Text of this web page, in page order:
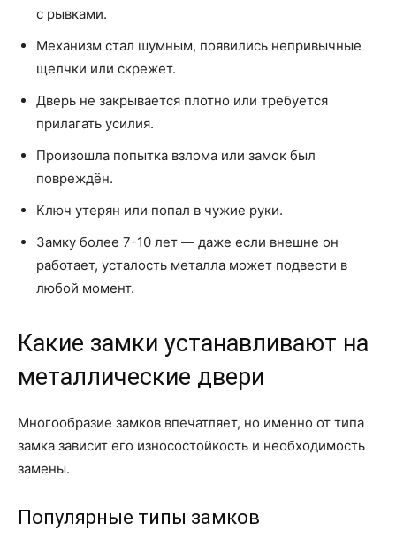
с рывками.
Механизм стал шумным, появились непривычные
щелчки или скрежет.
Дверь не закрывается плотно или требуется
прилагать усилия.
Произошла попытка взлома или замок был
повреждён.
Ключ утерян или попал в чужие руки.
Замку более 7-10 лет — даже если внешне он
работает, усталость металла может подвести в
любой момент.
Какие замки устанавливают на
металлические двери
Многообразие замков впечатляет, но именно от типа
замка зависит его износостойкость и необходимость
замены.
Популярные типы замков